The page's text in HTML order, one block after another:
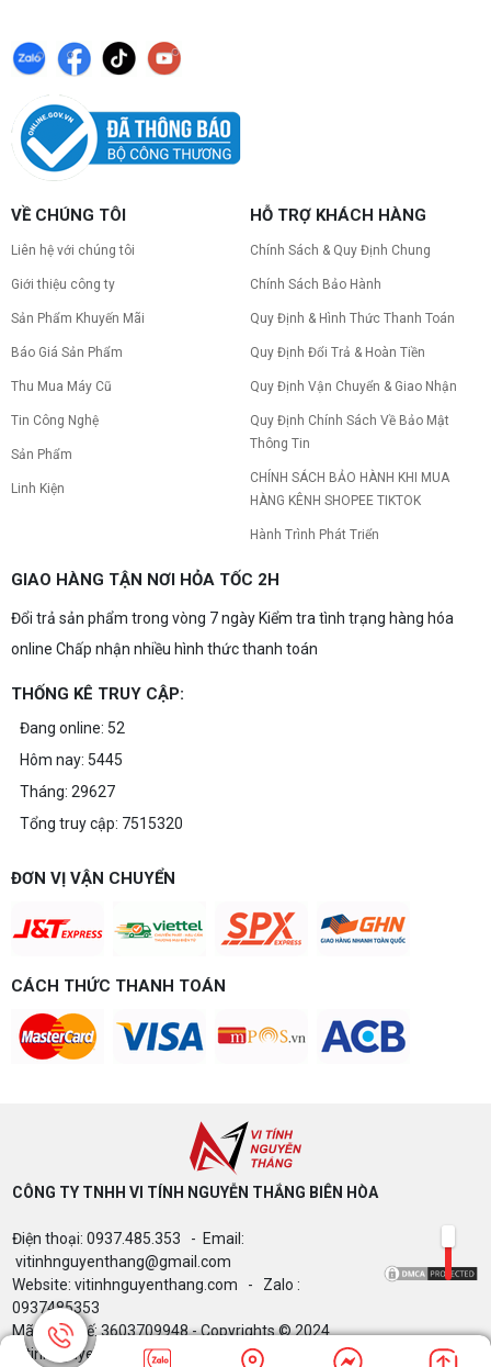
VỀ CHÚNG TÔI
Liên hệ với chúng tôi
Giới thiệu công ty
Sản Phẩm Khuyến Mãi
Báo Giá Sản Phẩm
Thu Mua Máy Cũ
Tin Công Nghệ
Sản Phẩm
Linh Kiện
HỖ TRỢ KHÁCH HÀNG
Chính Sách & Quy Định Chung
Chính Sách Bảo Hành
Quy Định & Hình Thức Thanh Toán
Quy Định Đổi Trả & Hoàn Tiền
Quy Định Vận Chuyển & Giao Nhận
Quy Định Chính Sách Về Bảo Mật
Thông Tin
CHÍNH SÁCH BẢO HÀNH KHI MUA
HÀNG KÊNH SHOPEE TIKTOK
Hành Trình Phát Triển
GIAO HÀNG TẬN NƠI HỎA TỐC 2H
Đổi trả sản phẩm trong vòng 7 ngày Kiểm tra tình trạng hàng hóa
online Chấp nhận nhiều hình thức thanh toán
THỐNG KÊ TRUY CẬP:
Đang online: 52
Hôm nay: 5445
Tháng: 29627
Tổng truy cập: 7515320
ĐƠN VỊ VẬN CHUYỂN
CÁCH THỨC THANH TOÁN
CÔNG TY TNHH VI TÍNH NGUYỄN THẮNG BIÊN HÒA​
Điện thoại: 0937.485.353 - Email:
vitinhnguyenthang@gmail.com
Website: vitinhnguyenthang.com - Zalo :
0937485353
Mã Số Thuế: 3603709948 - Copyrights © 2024
Vitinhnguyenthang.com. All Rights Reserved